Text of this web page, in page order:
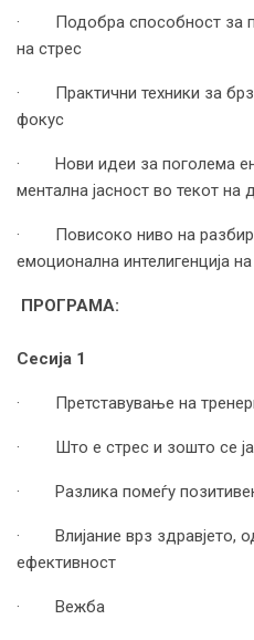
· Подобра способност за
на стрес
· Практични техники за
фокус
· Нови идеи за поголема
ментална јасност во текот на
· Повисоко ниво на
емоционална интелигенција
ПРОГРАМА:
Сесија 1
· Претставување на
· Што е стрес и зошто се
· Разлика помеѓу позитивен
· Влијание врз здравјето,
ефективност
· Вежба